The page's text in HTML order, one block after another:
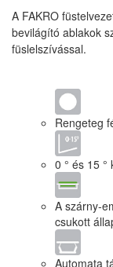
A FAKRO
bevilágító ablakok
füslelszívással.
Rengeteg
0 ° és 15
A szárny-
csukott
Automata